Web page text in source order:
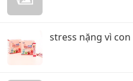
stress nặng vì